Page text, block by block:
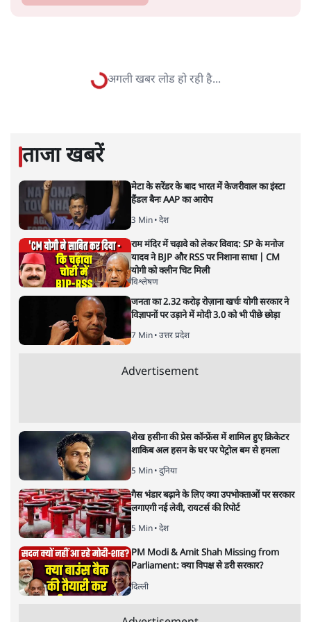
विश्लेषणात्मक और मानवीय स्वरों में से एक हैं। शिक्षा, समाज,
नतीजों पर परदे डालता घोषणा प्रधान
बजट!
यह बजट नीतिगत नतीजों से ज़्यादा घोषणाओं पर टिका क्यों दिखता
है? आंकड़ों, ज़मीनी हकीकत और वादों के बीच घोषणा-प्रधान बजट
की आलोचनात्मक पड़ताल।
केंद्रीय वित्तमंत्री निर्मला सीतारमण द्वारासंसद में प्रस्तुत साल
2026—27 का केंद्रीय बजट बीजेपी और प्रधानमंत्री नरेंद्र मोदी
द्वारा साल 2014 में जारी घोषणा पत्र की तरह वायदों का पुलिंदा
है। बजट में अधिकांश योजनाओं का साल—दो साल में तो